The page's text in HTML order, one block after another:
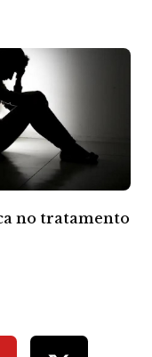
no tratamento